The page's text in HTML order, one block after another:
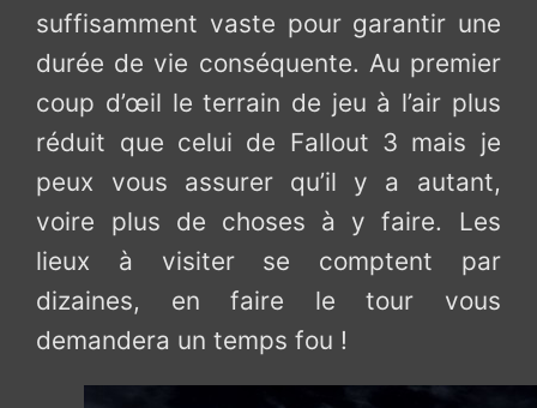
suffisamment vaste pour garantir une
durée de vie conséquente. Au premier
coup d’œil le terrain de jeu à l’air plus
réduit que celui de Fallout 3 mais je
peux vous assurer qu’il y a autant,
voire plus de choses à y faire. Les
lieux à visiter se comptent par
dizaines, en faire le tour vous
demandera un temps fou !